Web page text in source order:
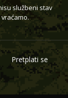
službeni stav
Pretplati se